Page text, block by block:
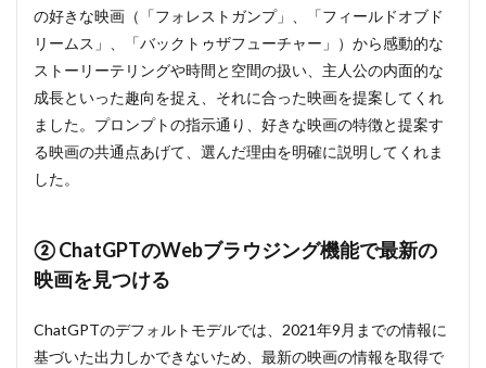
の好きな映画（「フォレストガンプ」、「フィールドオブド
リームス」、「バックトゥザフューチャー」）から感動的な
ストーリーテリングや時間と空間の扱い、主人公の内面的な
成長といった趣向を捉え、それに合った映画を提案してくれ
ました。プロンプトの指示通り、好きな映画の特徴と提案す
る映画の共通点あげて、選んだ理由を明確に説明してくれま
した。
② ChatGPTのWebブラウジング機能で最新の
映画を見つける
ChatGPTのデフォルトモデルでは、2021年9月までの情報に
基づいた出力しかできないため、最新の映画の情報を取得で